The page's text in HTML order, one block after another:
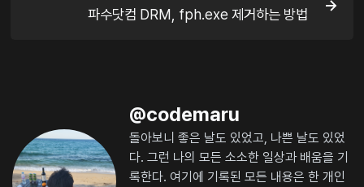
파수닷컴 DRM, fph.exe 제거하는 방법
@codemaru
돌아보니 좋은 날도 있었고, 나쁜 날도 있었
다. 그런 나의 모든 소소한 일상과 배움을 기
록한다. 여기에 기록된 모든 내용은 한 개인